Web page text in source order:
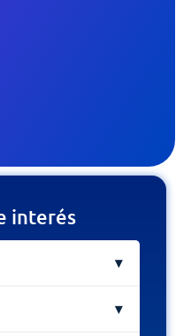
interés